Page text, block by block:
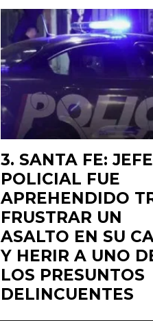
SANTA FE: JEFE
POLICIAL FUE
APREHENDIDO
FRUSTRAR UN
ASALTO EN SU
Y HERIR A UNO
LOS PRESUNTOS
DELINCUENTES